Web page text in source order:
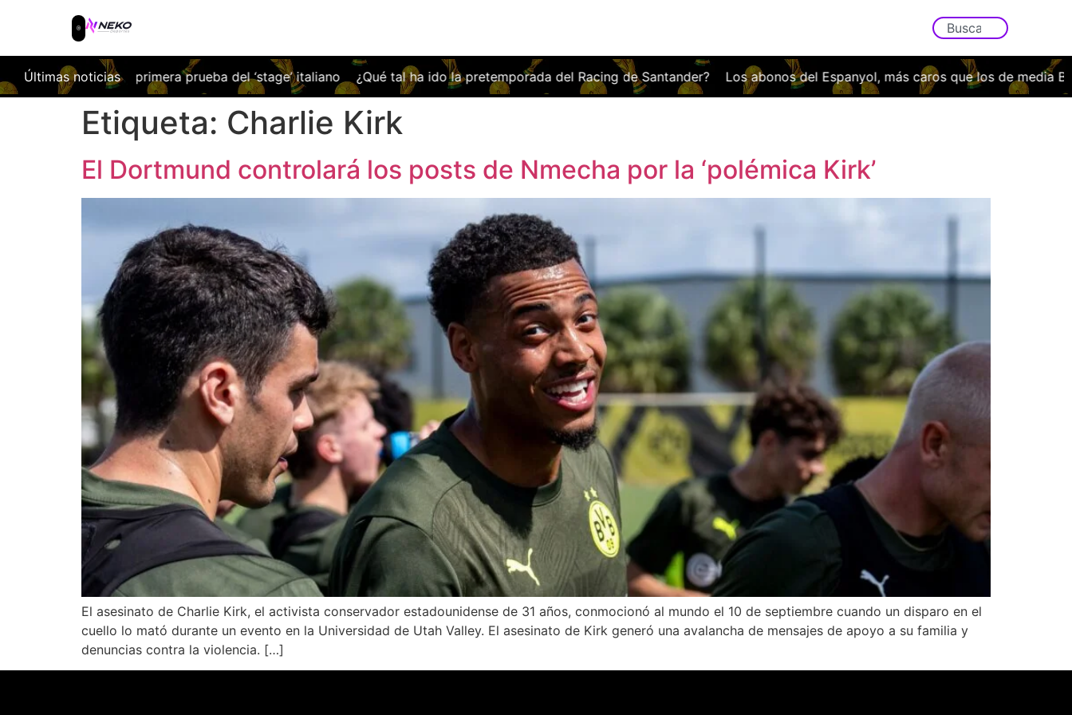
Últimas noticias
en la primera prueba del ‘stage’ italiano ¿Qué tal ha ido la pretemporada del Racing de Santander? Los abonos del Espanyol, más caros que los de media Bundesliga
Etiqueta: Charlie Kirk
El Dortmund controlará los posts de Nmecha por la ‘polémica Kirk’
El asesinato de Charlie Kirk, el activista conservador estadounidense de 31 años, conmocionó al mundo el 10 de septiembre cuando un disparo en el
cuello lo mató durante un evento en la Universidad de Utah Valley. El asesinato de Kirk generó una avalancha de mensajes de apoyo a su familia y
denuncias contra la violencia. […]